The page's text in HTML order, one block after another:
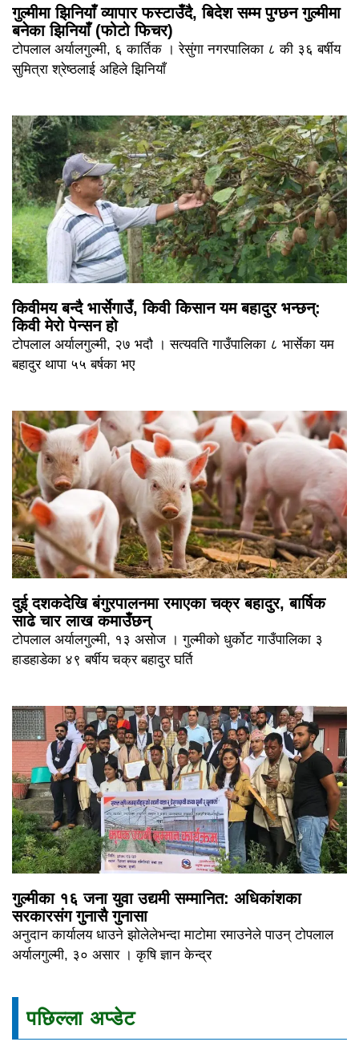
गुल्मीमा झिनियाँ व्यापार फस्टाउँदै, बिदेश सम्म पुग्छन गुल्मीमा
बनेका झिनियाँ (फोटो फिचर)
टोपलाल अर्यालगुल्मी, ६ कार्तिक । रेसुंगा नगरपालिका ८ की ३६ बर्षीय
सुमित्रा श्रेष्ठलाई अहिले झिनियाँ
किवीमय बन्दै भार्सेगाउँ, किवी किसान यम बहादुर भन्छन्:
किवी मेरो पेन्सन हो
टोपलाल अर्यालगुल्मी, २७ भदौ । सत्यवति गाउँपालिका ८ भार्सेका यम
बहादुर थापा ५५ बर्षका भए
दुई दशकदेखि बंगुरपालनमा रमाएका चक्र बहादुर, बार्षिक
साढे चार लाख कमाउँछन्
टोपलाल अर्यालगुल्मी, १३ असोज । गुल्मीको धुर्कोट गाउँपालिका ३
हाडहाडेका ४९ बर्षीय चक्र बहादुर घर्ति
गुल्मीका १६ जना युवा उद्यमी सम्मानित: अधिकांशका
सरकारसंग गुनासै गुनासा
अनुदान कार्यालय धाउने झोलेलेभन्दा माटोमा रमाउनेले पाउन् टोपलाल
अर्यालगुल्मी, ३० असार । कृषि ज्ञान केन्द्र
पछिल्ला अप्डेट